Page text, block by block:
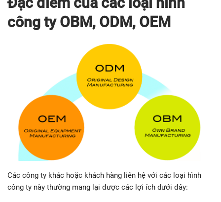
công ty OBM, ODM, OEM
Các công ty khác hoặc khách hàng liên hệ với các loại hình
công ty này thường mang lại được các lợi ích dưới đây: